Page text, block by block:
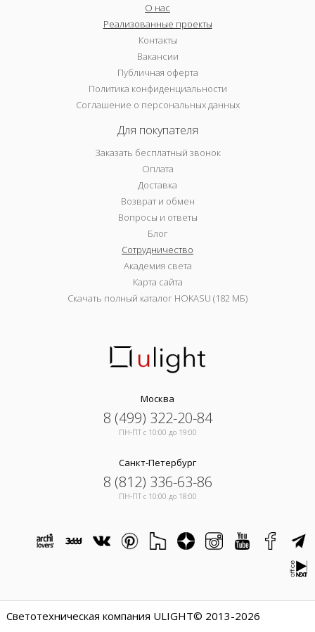
О нас
Реализованные проекты
Контакты
Вакансии
Публичная оферта
Политика конфиденциальности
Соглашение о персональных данных
Для покупателя
Заказать бесплатный звонок
Оплата
Доставка
Возврат и обмен
Вопросы и ответы
Блог
Сотрудничество
Академия света
Карта сайта
Скачать полный каталог HOKASU (182 МБ)
Москва
8 (499) 322-20-84
ПН-ПТ c 10:00 до 19:00
Санкт-Петербург
8 (812) 336-63-86
ПН-ПТ c 10:00 до 18:00
Светотехническая компания ULIGHT© 2013-2026